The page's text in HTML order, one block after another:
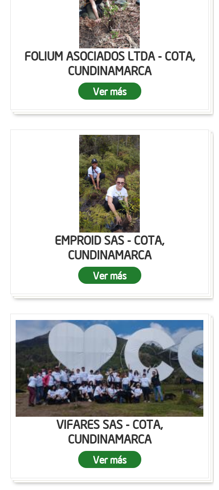
FOLIUM ASOCIADOS LTDA - COTA,
CUNDINAMARCA
Ver más
EMPROID SAS - COTA,
CUNDINAMARCA
Ver más
VIFARES SAS - COTA,
CUNDINAMARCA
Ver más